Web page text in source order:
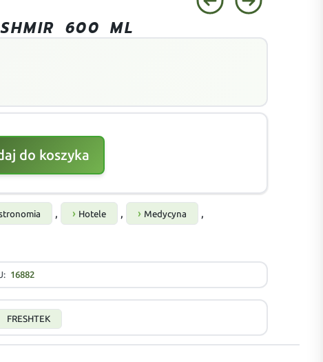
600 ML
do koszyka
, Hotele , Medycyna ,
16882
FRESHTEK